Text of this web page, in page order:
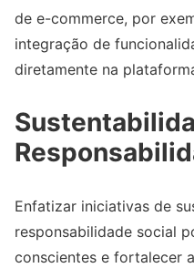
de e-commerce, por
integração de
diretamente na
Enfatizar iniciativas de
responsabilidade social
conscientes e fortalecer